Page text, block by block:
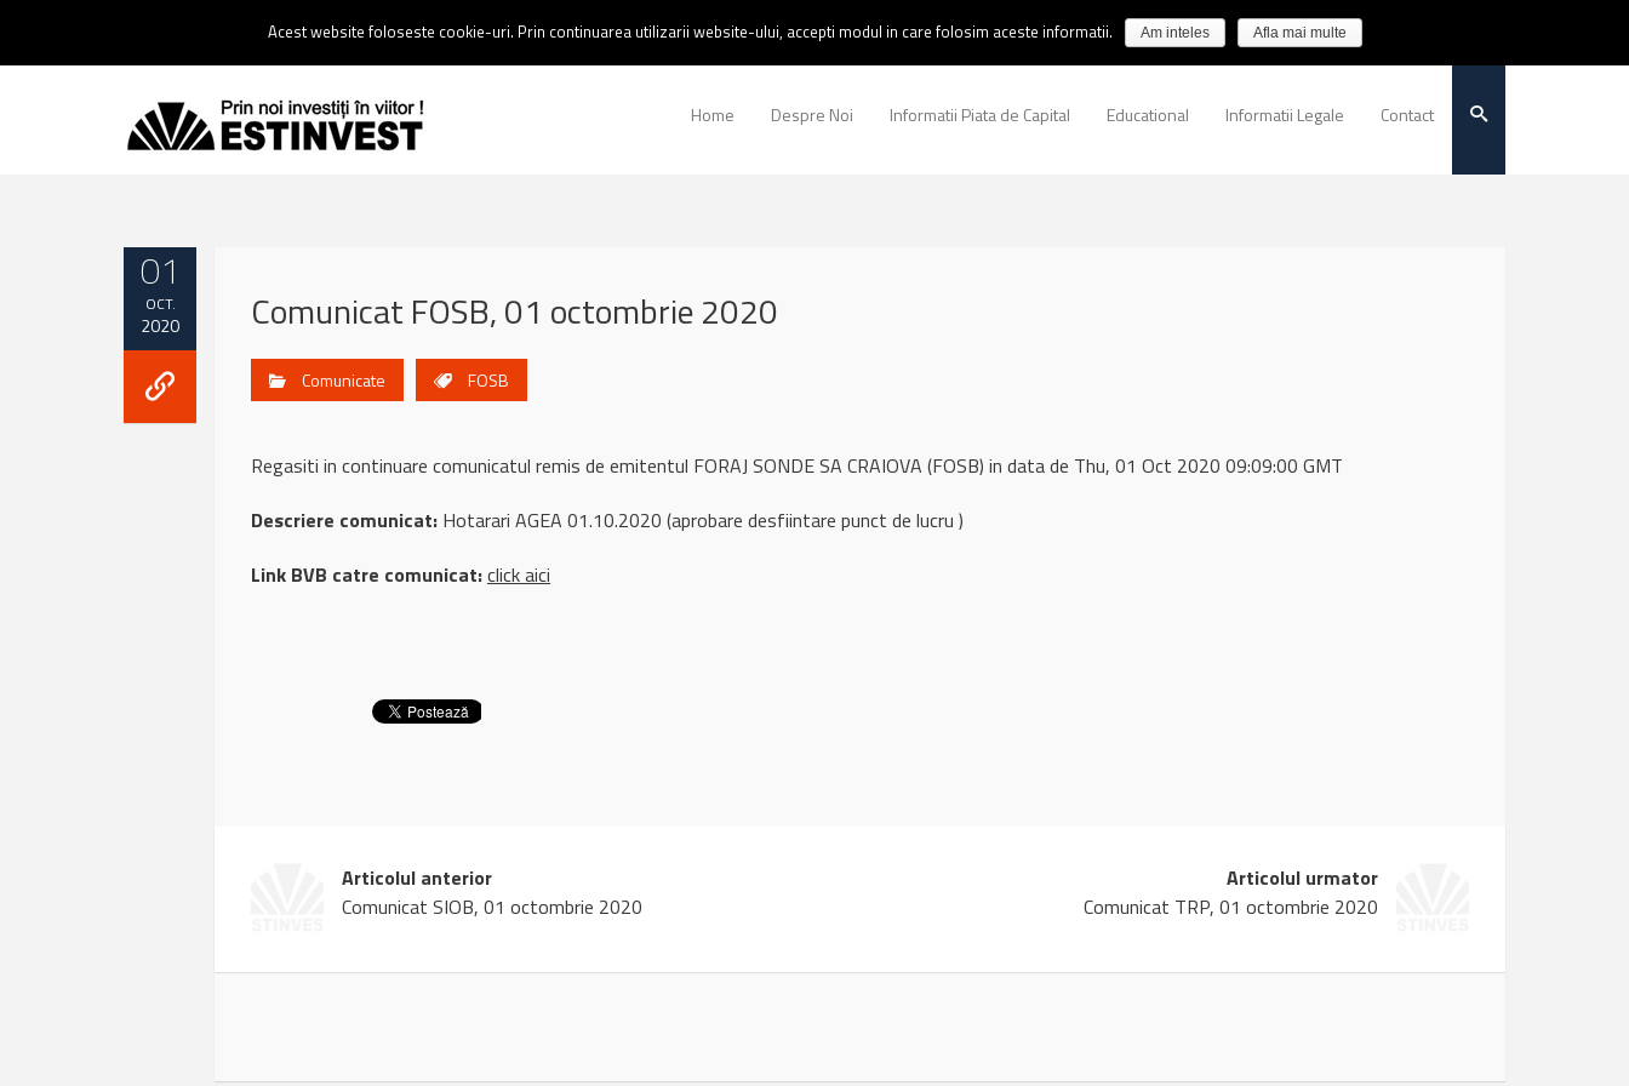
0237 238 900 |Email :contact@estinvest.ro
Home Despre Noi Informatii Piata de Capital Educational Informatii Legale Contact
01
OCT.
2020 Comunicat FOSB, 01 octombrie 2020
Comunicate FOSB
Regasiti in continuare comunicatul remis de emitentul FORAJ SONDE SA CRAIOVA (FOSB) in data de Thu, 01 Oct 2020 09:09:00 GMT
Descriere comunicat: Hotarari AGEA 01.10.2020 (aprobare desfiintare punct de lucru )
Link BVB catre comunicat:click aici
Articolul anterior
Comunicat SIOB, 01 octombrie 2020
Articolul urmator
Comunicat TRP, 01 octombrie 2020
Acest website foloseste cookie-uri. Prin continuarea utilizarii website-ului, accepti modul in care folosim aceste informatii. Am inteles Afla mai multe